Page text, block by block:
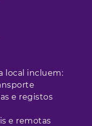
local incluem:
e registos
e remotas